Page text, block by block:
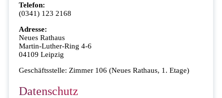
Telefon:
(0341) 123 2168
Adresse:
Neues Rathaus
Martin-Luther-Ring 4-6
04109 Leipzig
Geschäftsstelle: Zimmer 106 (Neues Rathaus, 1. Etage)
Datenschutz